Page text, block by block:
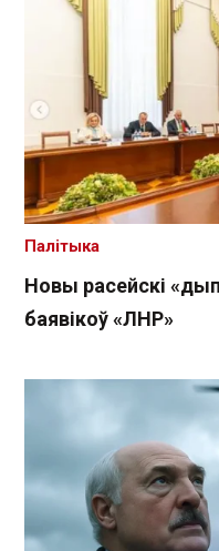
Новы расейскі
баявікоў «ЛНР»
Палітыка